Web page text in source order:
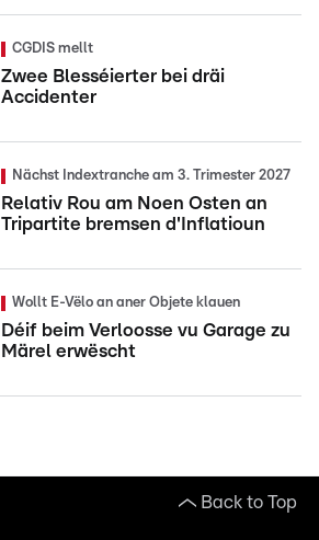
CGDIS mellt
Zwee Blesséierter bei dräi
Accidenter
Nächst Indextranche am 3. Trimester 2027
Relativ Rou am Noen Osten an
Tripartite bremsen d'Inflatioun
Wollt E-Vëlo an aner Objete klauen
Déif beim Verloosse vu Garage zu
Märel erwëscht
Back to Top